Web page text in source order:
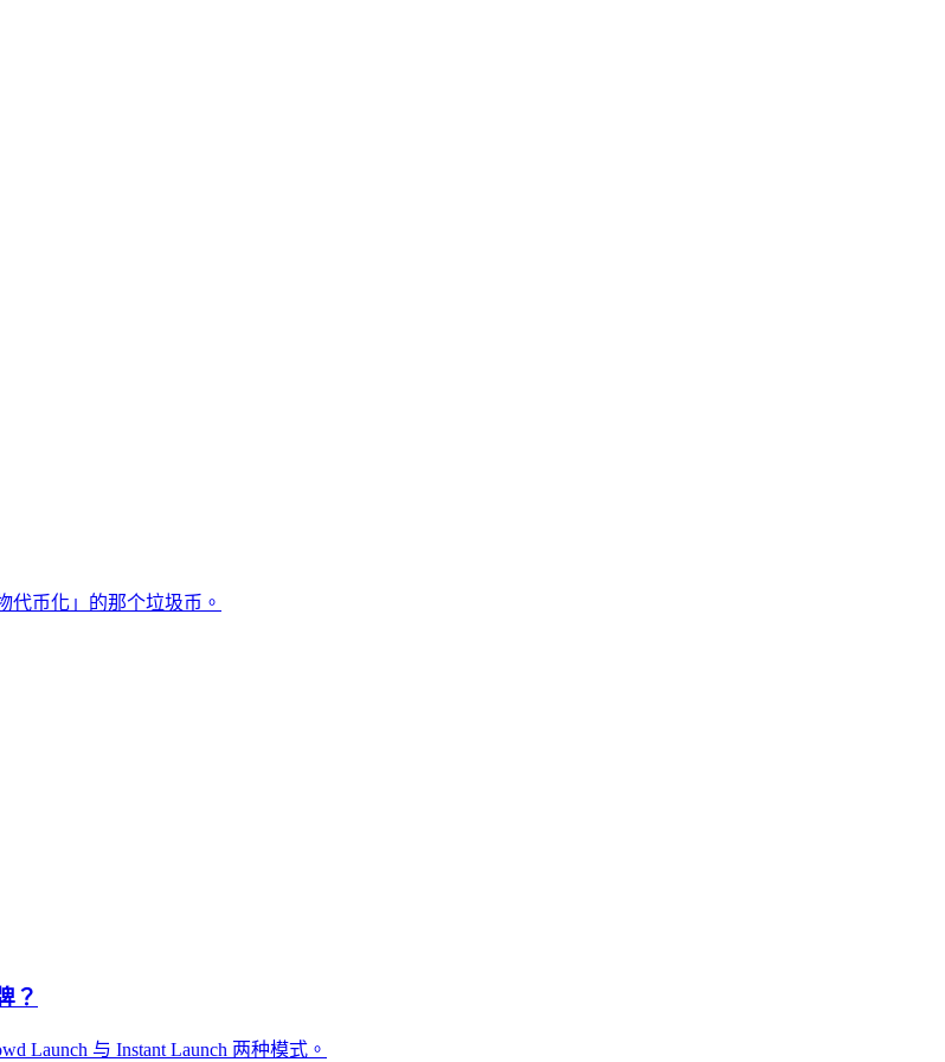
代币化」的那个垃圾币。
？
Launch 与 Instant Launch 两种模式。